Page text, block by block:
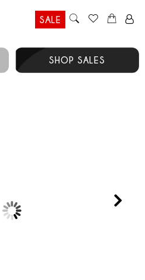
SALE
SHOP SALES
Prev